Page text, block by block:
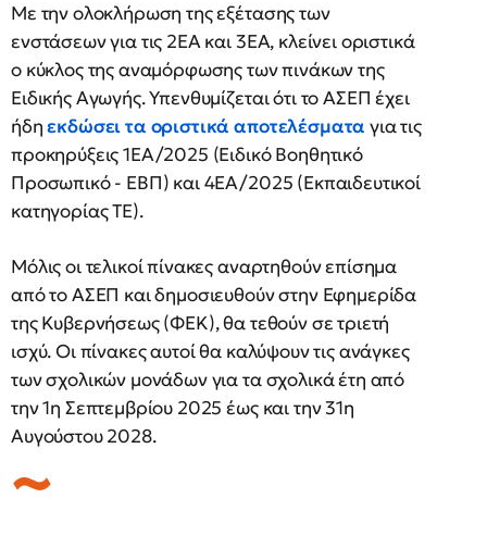
Με την ολοκλήρωση της εξέτασης των
ενστάσεων για τις 2ΕΑ και 3ΕΑ, κλείνει οριστικά
ο κύκλος της αναμόρφωσης των πινάκων της
Ειδικής Αγωγής. Υπενθυμίζεται ότι το ΑΣΕΠ έχει
ήδηεκδώσει τα οριστικά αποτελέσματα για τις
προκηρύξεις 1ΕΑ/2025 (Ειδικό Βοηθητικό
Προσωπικό - ΕΒΠ) και 4ΕΑ/2025 (Εκπαιδευτικοί
κατηγορίας ΤΕ).
Μόλις οι τελικοί πίνακες αναρτηθούν επίσημα
από το ΑΣΕΠ και δημοσιευθούν στην Εφημερίδα
της Κυβερνήσεως (ΦΕΚ), θα τεθούν σε τριετή
ισχύ. Οι πίνακες αυτοί θα καλύψουν τις ανάγκες
των σχολικών μονάδων για τα σχολικά έτη από
την 1η Σεπτεμβρίου 2025 έως και την 31η
Αυγούστου 2028.